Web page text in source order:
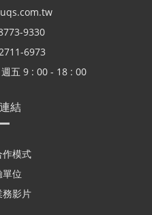
9330
6973
五 9 : 00 - 18 : 00
結
模式
位
影片